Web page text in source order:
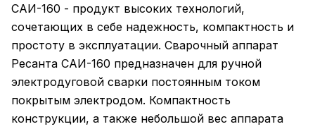
САИ-160 - продукт высоких технологий,
сочетающих в себе надежность, компактность и
простоту в эксплуатации. Сварочный аппарат
Ресанта САИ-160 предназначен для ручной
электродуговой сварки постоянным током
покрытым электродом. Компактность
конструкции, а также небольшой вес аппарата